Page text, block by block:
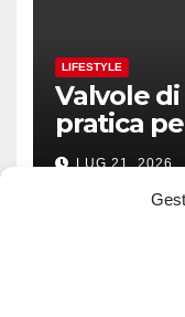
LIFESTYLE
Valvole
pratica
LUG 21, 2026